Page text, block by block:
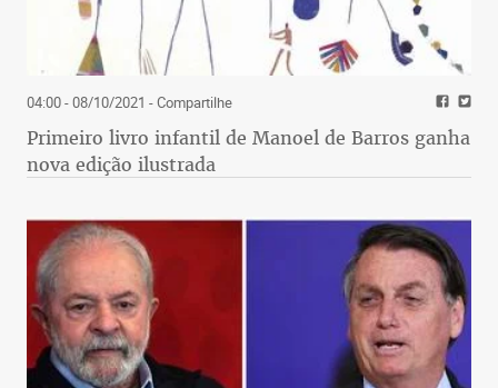
04:00 - 08/10/2021 - Compartilhe
Primeiro livro infantil de Manoel de Barros ganha
nova edição ilustrada